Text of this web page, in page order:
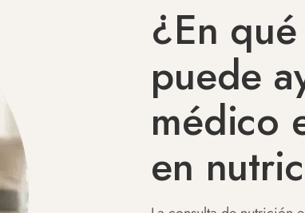
¿En
puede
médico
en